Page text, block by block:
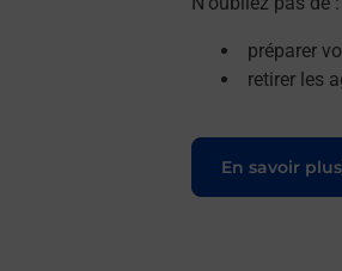
préparer
retirer les
En savoir plus
Le lien s'ouvre